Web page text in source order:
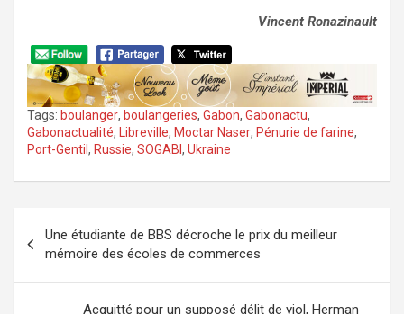
Vincent Ronazinault
Tags: boulanger, boulangeries, Gabon, Gabonactu,
Gabonactualité, Libreville, Moctar Naser, Pénurie de farine,
Port-Gentil , Russie, SOGABI , Ukraine
de
l’article
Une étudiante de BBS décroche le prix du meilleur
mémoire des écoles de commerces
Acquitté pour un supposé délit de viol, Herman